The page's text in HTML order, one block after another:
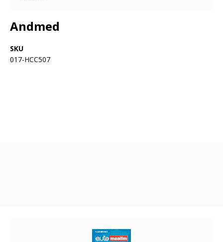
Andmed
SKU
017-HCC507